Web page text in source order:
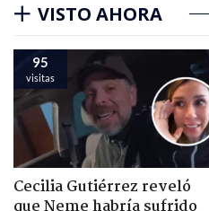
VISTO AHORA
95
visitas
Cecilia Gutiérrez reveló